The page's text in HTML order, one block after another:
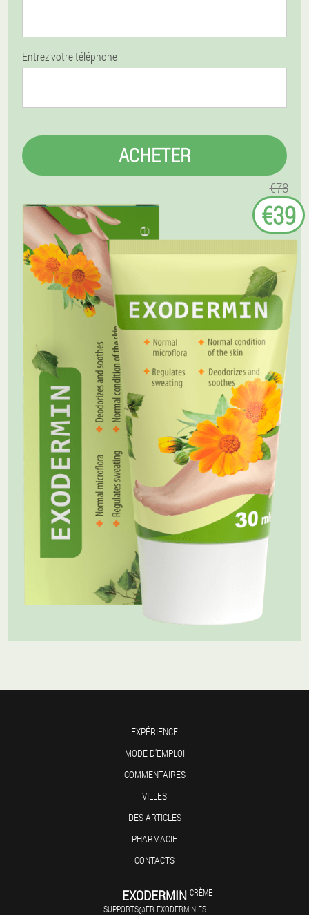
Entrez votre téléphone
ACHETER
€78
€39
EXPÉRIENCE
MODE D'EMPLOI
COMMENTAIRES
VILLES
DES ARTICLES
PHARMACIE
CONTACTS
EXODERMIN CRÈME
SUPPORTS@FR.EXODERMIN.ES